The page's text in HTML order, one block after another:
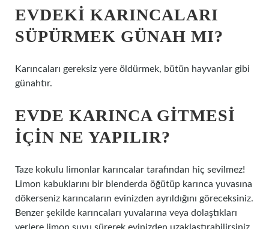
EVDEKI KARINCALARI
SÜPÜRMEK GÜNAH MI?
Karıncaları gereksiz yere öldürmek, bütün hayvanlar gibi
günahtır.
EVDE KARINCA GITMESI
IÇIN NE YAPILIR?
Taze kokulu limonlar karıncalar tarafından hiç sevilmez!
Limon kabuklarını bir blenderda öğütüp karınca yuvasına
dökerseniz karıncaların evinizden ayrıldığını göreceksiniz.
Benzer şekilde karıncaları yuvalarına veya dolaştıkları